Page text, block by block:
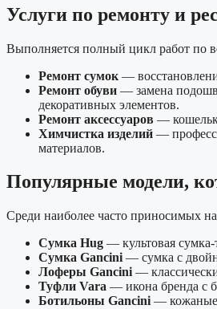
Услуги по ремонту и
Выполняется полный цикл работ по
Ремонт сумок —
Ремонт обуви — замена
декоративных элементов.
Ремонт аксессуаров —
Химчистка изделий —
материалов.
Популярные модели,
Среди наиболее часто приносимых
Сумка Hug — культовая
Сумка Gancini — сумка с
Лоферы Gancini —
Туфли Vara — икона бренда с
Ботильоны Gancini — кожаные